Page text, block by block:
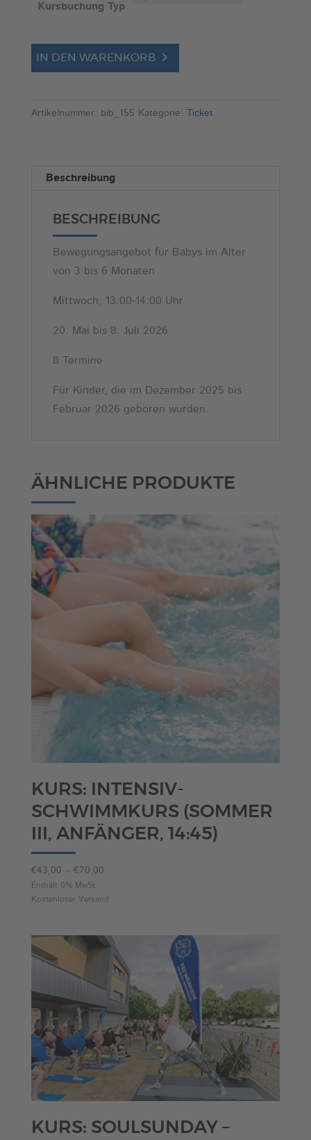
Kursbuchung Typ
Kurs:
Babys
Bewegung
Uhr)
IN DEN WARENKORB
l
e
:
Artikelnummer: bib_155 Kategorie: Ticket
Beschreibung
BESCHREIBUNG
Bewegungsangebot für Babys im Alter
von 3 bis 6 Monaten
Mittwoch, 13:00-14:00 Uhr
20. Mai bis 8. Juli 2026
8 Termine
Für Kinder, die im Dezember 2025 bis
Februar 2026 geboren wurden.
ÄHNLICHE PRODUKTE
KURS: INTENSIV-
SCHWIMMKURS (SOMMER
III, ANFÄNGER, 14:45)
€43,00 – €70,00Preisspanne:
bis
Enthält 0% MwSt.
Kostenloser Versand
KURS: SOULSUNDAY –